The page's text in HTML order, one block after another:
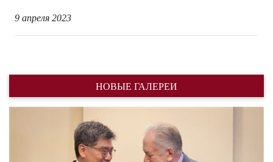
9 апреля 2023
НОВЫЕ ГАЛЕРЕИ